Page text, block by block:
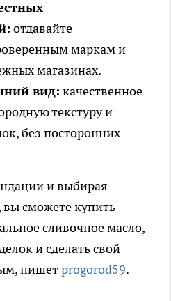
отдавайте
маркам и
магазинах.
вид: качественное
текстуру и
без посторонних
и выбирая
сможете купить
сливочное масло,
и сделать свой
пишетprogorod59.